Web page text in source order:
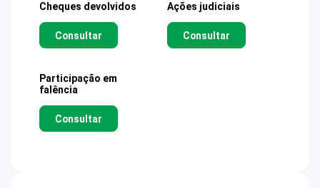
Cheques devolvidos
Consultar
Ações judiciais
Consultar
Participação em
falência
Consultar